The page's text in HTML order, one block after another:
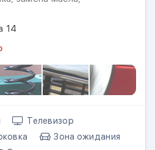
14
Телевизор
Зона ожидания